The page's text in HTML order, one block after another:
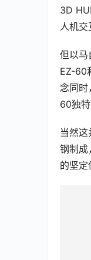
3D
人机
但以马
EZ-60
念同时
60独
当然
钢制成
的坚定